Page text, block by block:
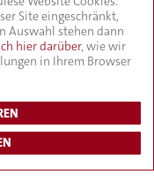
|Downloads
Site eingeschränkt,
Auswahl stehen dann
hier darüber, wie wir
in Ihrem Browser